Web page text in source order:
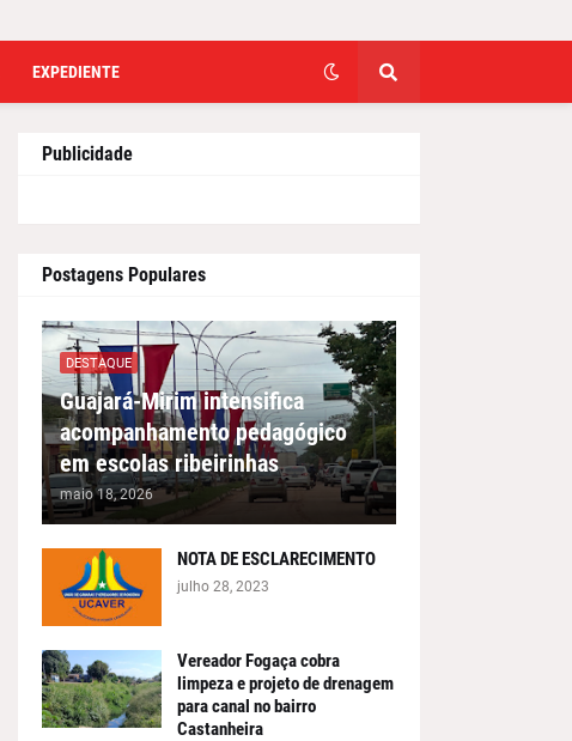
EXPEDIENTE
Publicidade
Postagens Populares
DESTAQUE
Guajará-Mirim intensifica
acompanhamento pedagógico
em escolas ribeirinhas
maio 18, 2026
NOTA DE ESCLARECIMENTO
julho 28, 2023
Vereador Fogaça cobra
limpeza e projeto de drenagem
para canal no bairro
Castanheira